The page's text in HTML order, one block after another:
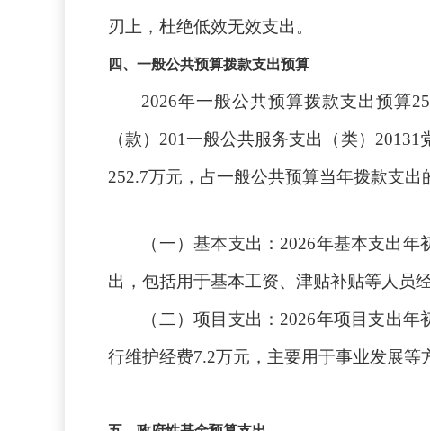
刃上，杜绝低效无效支出。
四、一般公共预算拨款支出预算
2026年一般公共预算拨款支出预算
（款）201一般公共服务支出（类）
252.7万元，占一般公共预算当年拨款支出
（一）基本支出：2026年基本支出年
出，包括用于基本工资、津贴补贴等人员
（二）项目支出：2026年项目支出年
行维护经费7.2万元，主要用于事业发展等